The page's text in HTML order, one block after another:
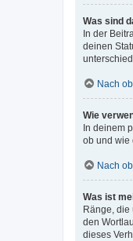
Was sind
In der
deinen
Nach
Wie
In deinem
ob und wie
Nach
Was ist
Ränge, die
den
dieses